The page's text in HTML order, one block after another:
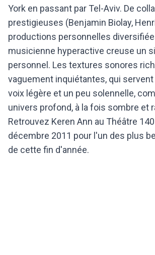
York en passant par Tel-Aviv. De
prestigieuses (Benjamin Biolay,
productions personnelles
musicienne hyperactive creuse un
personnel. Les textures sonores
vaguement inquiétantes, qui servent
voix légère et un peu solennelle,
univers profond, à la fois sombre et
Retrouvez Keren Ann au Théâtre
décembre 2011 pour l'un des plus
de cette fin d'année.